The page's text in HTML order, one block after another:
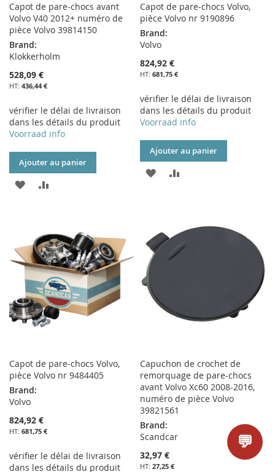
Capot de pare-chocs avant
Volvo V40 2012+ numéro de
pièce Volvo 39814150
Brand:
Klokkerholm
528,09 €
436,44 €
vérifier le délai de livraison
dans les détails du produit
Voorraad info
Ajouter au panier
AJOUTER
LISTE
D’ENVIE
Capot de pare-chocs Volvo,
pièce Volvo nr 9190896
Brand:
Volvo
824,92 €
681,75 €
vérifier le délai de livraison
dans les détails du produit
Voorraad info
Ajouter au panier
AJOUTER
LISTE
D’ENVIE
Capot de pare-chocs Volvo,
pièce Volvo nr 9484405
Brand:
Volvo
824,92 €
681,75 €
vérifier le délai de livraison
dans les détails du produit
Capuchon de crochet de
remorquage de pare-chocs
avant Volvo Xc60 2008-2016,
numéro de pièce Volvo
39821561
Brand:
Scandcar
32,97 €
27,25 €
💬